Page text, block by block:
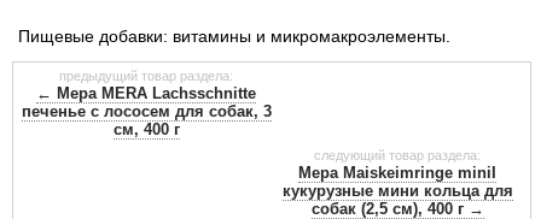
Пищевые добавки: витамины и микромакроэлементы.
предыдущий товар раздела:
← Мера MERA Lachsschnitte
печенье с лососем для собак, 3
см, 400 г
следующий товар раздела:
Мера Maiskeimringe miniI
кукурузные мини кольца для
собак (2,5 см), 400 г →